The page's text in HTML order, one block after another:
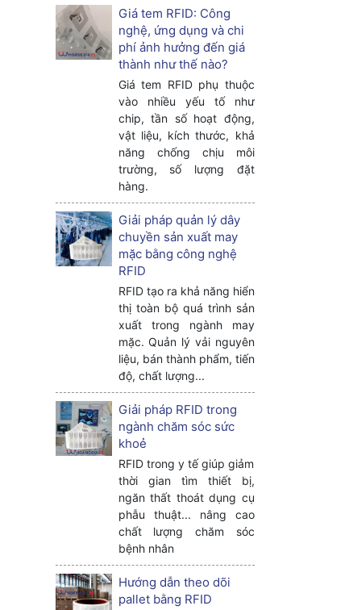
Giá tem RFID: Công
nghệ, ứng dụng và chi
phí ảnh hưởng đến giá
thành như thế nào?
Giá tem RFID phụ thuộc
vào nhiều yếu tố như
chip, tần số hoạt động,
vật liệu, kích thước, khả
năng chống chịu môi
trường, số lượng đặt
hàng.
Giải pháp quản lý dây
chuyền sản xuất may
mặc bằng công nghệ
RFID
RFID tạo ra khả năng hiển
thị toàn bộ quá trình sản
xuất trong ngành may
mặc. Quản lý vải nguyên
liệu, bán thành phẩm, tiến
độ, chất lượng...
Giải pháp RFID trong
ngành chăm sóc sức
khoẻ
RFID trong y tế giúp giảm
thời gian tìm thiết bị,
ngăn thất thoát dụng cụ
phẫu thuật... nâng cao
chất lượng chăm sóc
bệnh nhân
Hướng dẫn theo dõi
pallet bằng RFID